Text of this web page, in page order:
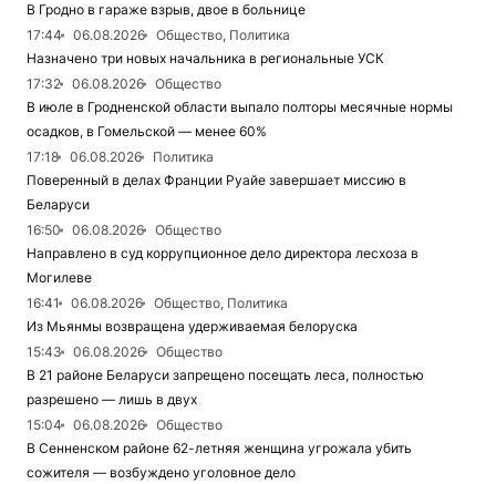
В Гродно в гараже взрыв, двое в больнице
17:44
06.08.2026
Общество, Политика
Назначено три новых начальника в региональные УСК
17:32
06.08.2026
Общество
В июле в Гродненской области выпало полторы месячные нормы
осадков, в Гомельской — менее 60%
17:18
06.08.2026
Политика
Поверенный в делах Франции Руайе завершает миссию в
Беларуси
16:50
06.08.2026
Общество
Направлено в суд коррупционное дело директора лесхоза в
Могилеве
16:41
06.08.2026
Общество, Политика
Из Мьянмы возвращена удерживаемая белоруска
15:43
06.08.2026
Общество
В 21 районе Беларуси запрещено посещать леса, полностью
разрешено — лишь в двух
15:04
06.08.2026
Общество
В Сенненском районе 62-летняя женщина угрожала убить
сожителя — возбуждено уголовное дело